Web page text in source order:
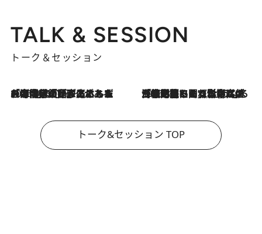
TALK & SESSION
トーク＆セッション
2026.8.3
「今後値上げがあるとすれば…」「リスクがあるのは今年の冬」エネルギー専門家が語る、ホルムズ海峡封鎖が家庭にもたらす“ある心配” 2026.8.3
「住宅建てられない…」「サーチャージ料の高値が続いている」ホルムズ海峡封鎖による影響はいつまで続く？《エネルギー専門家に聞く“どうなる日本の暮らし”》
トーク&セッション TOP